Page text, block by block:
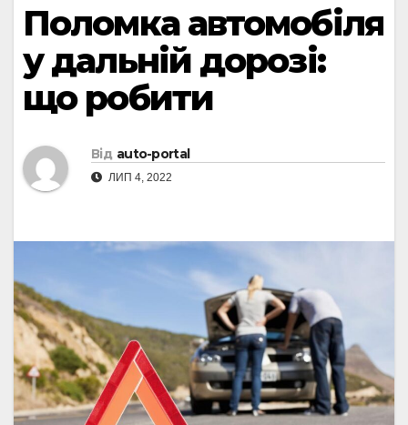
Поломка автомобіля
у дальній дорозі:
що робити
Від auto-portal
ЛИП 4, 2022